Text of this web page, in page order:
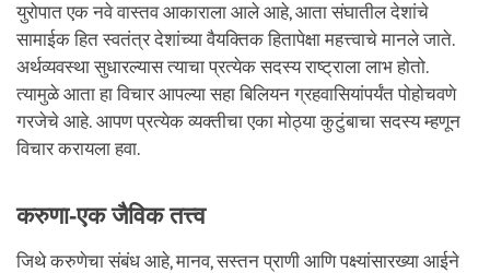
युरोपात एक नवे वास्तव आकाराला आले आहे, आता संघातील देशांचे
सामाईक हित स्वतंत्र देशांच्या वैयक्तिक हितापेक्षा महत्त्वाचे मानले जाते.
अर्थव्यवस्था सुधारल्यास त्याचा प्रत्येक सदस्य राष्ट्राला लाभ होतो.
त्यामुळे आता हा विचार आपल्या सहा बिलियन ग्रहवासियांपर्यंत पोहोचवणे
गरजेचे आहे. आपण प्रत्येक व्यक्तीचा एका मोठ्या कुटुंबाचा सदस्य म्हणून
विचार करायला हवा.
करुणा-एक जैविक तत्त्व
जिथे करुणेचा संबंध आहे, मानव, सस्तन प्राणी आणि पक्ष्यांसारख्या आईने